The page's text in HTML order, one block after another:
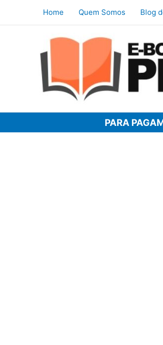
Home Quem Somos Blog
PARA